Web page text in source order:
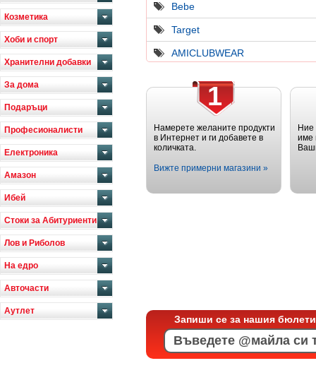
Козметика
Хоби и спорт
Хранителни добавки
За дома
Подаръци
Професионалисти
Електроника
Амазон
Ибей
Стоки за Абитуриенти
Лов и Риболов
На едро
Авточасти
Аутлет
Bebe
Target
AMICLUBWEAR
1
Намерете желаните продукти
в Интернет и ги добавете в
количката.
Вижте примерни магазини »
име
Запиши се за нашия